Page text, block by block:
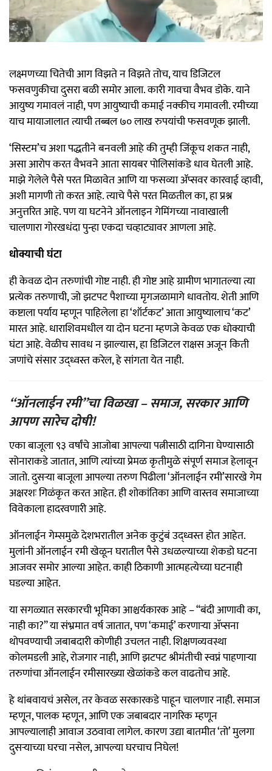
लक्ष्मणच्या चितेची आग विझते न विझते तोच, याच डिजिटल
फसवणुकीचा दुसरा बळी समोर आला. कारी गावचा वैभव डोके. याने
आयुष्य गमावलं नाही, पण आयुष्याची कमाई नक्कीच गमावली. रमीच्या
याच मायाजालात त्याची तब्बल ७० लाख रुपयांची फसवणूक झाली.
‘सिस्टम’च अशा पद्धतीने बनवली आहे की तुम्ही जिंकूच शकत नाही,
असा आरोप करत वैभवने आता सायबर पोलिसांकडे धाव घेतली आहे.
माझे गेलेले पैसे परत मिळावेत आणि या फसव्या ॲप्सवर कारवाई व्हावी,
अशी मागणी तो करत आहे. त्याचे पैसे परत मिळतील का, हा प्रश्न
अनुत्तरित आहे. पण या घटनेने ऑनलाइन गेमिंगच्या नावाखाली
चालणारा गोरखधंदा पुन्हा एकदा चव्हाट्यावर आणला आहे.
धोक्याची घंटा
ही केवळ दोन तरुणांची गोष्ट नाही. ही गोष्ट आहे ग्रामीण भागातल्या त्या
प्रत्येक तरुणाची, जो झटपट पैशाच्या मृगजळामागे धावतोय. शेती आणि
कष्टाला पर्याय म्हणून पाहिलेला हा ‘शॉर्टकट’ आता आयुष्यालाच ‘कट’
मारत आहे. धाराशिवमधील या दोन घटना म्हणजे केवळ एक धोक्याची
घंटा आहे. वेळीच सावध न झाल्यास, हा डिजिटल राक्षस अजून किती
जणांचे संसार उद्ध्वस्त करेल, हे सांगता येत नाही.
“ऑनलाईन रमी”चा विळखा – समाज, सरकार आणि
आपण सारेच दोषी!
एका बाजूला ९३ वर्षांचे आजोबा आपल्या पत्नीसाठी दागिना घेण्यासाठी
सोनाराकडे जातात, आणि त्यांच्या प्रेमळ कृतीमुळे संपूर्ण समाज हेलावून
जातो. दुसऱ्या बाजूला आपल्या तरुण पिढीला ‘ऑनलाईन रमी’सारखे गेम
अक्षरशः गिळंकृत करत आहेत. ही शोकांतिका आणि वास्तव समाजाच्या
विवेकाला हादरवणारी आहे.
ऑनलाईन गेम्समुळे देशभरातील अनेक कुटुंबं उद्ध्वस्त होत आहेत.
मुलांनी ऑनलाईन रमी खेळून घरातील पैसे उधळल्याच्या शेकडो घटना
आजवर समोर आल्या आहेत. काही ठिकाणी आत्महत्येच्या घटनाही
घडल्या आहेत.
या सगळ्यात सरकारची भूमिका आश्चर्यकारक आहे – “बंदी आणावी का,
नाही का?” या संभ्रमात वर्ष जातात, पण ‘कमाई’ करणाऱ्या अ‍ॅप्सना
थोपवण्याची जबाबदारी कोणीही उचलत नाही. शिक्षणव्यवस्था
कोलमडली आहे, रोजगार नाही, आणि झटपट श्रीमंतीची स्वप्नं पाहणाऱ्या
तरुणांचा ऑनलाईन रमीसारख्या खेळांकडे कल वाढतोच आहे.
हे थांबवायचं असेल, तर केवळ सरकारकडे पाहून चालणार नाही. समाज
म्हणून, पालक म्हणून, आणि एक जबाबदार नागरिक म्हणून
आपल्यालाही आवाज उठवावा लागेल. कारण उद्या बातमीत ‘तो’ मुलगा
दुसऱ्याच्या घरचा नसेल, आपल्या घरचाच निघेल!